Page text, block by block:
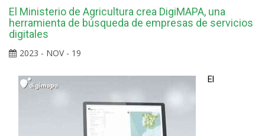
El Ministerio de Agricultura crea DigiMAPA, una
herramienta de búsqueda de empresas de servicios
digitales
2023 - NOV - 19
El